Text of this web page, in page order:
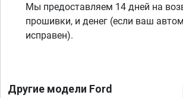
Мы предоставляем 14 дней на
прошивки, и денег (если ваш
исправен).
Другие модели Ford